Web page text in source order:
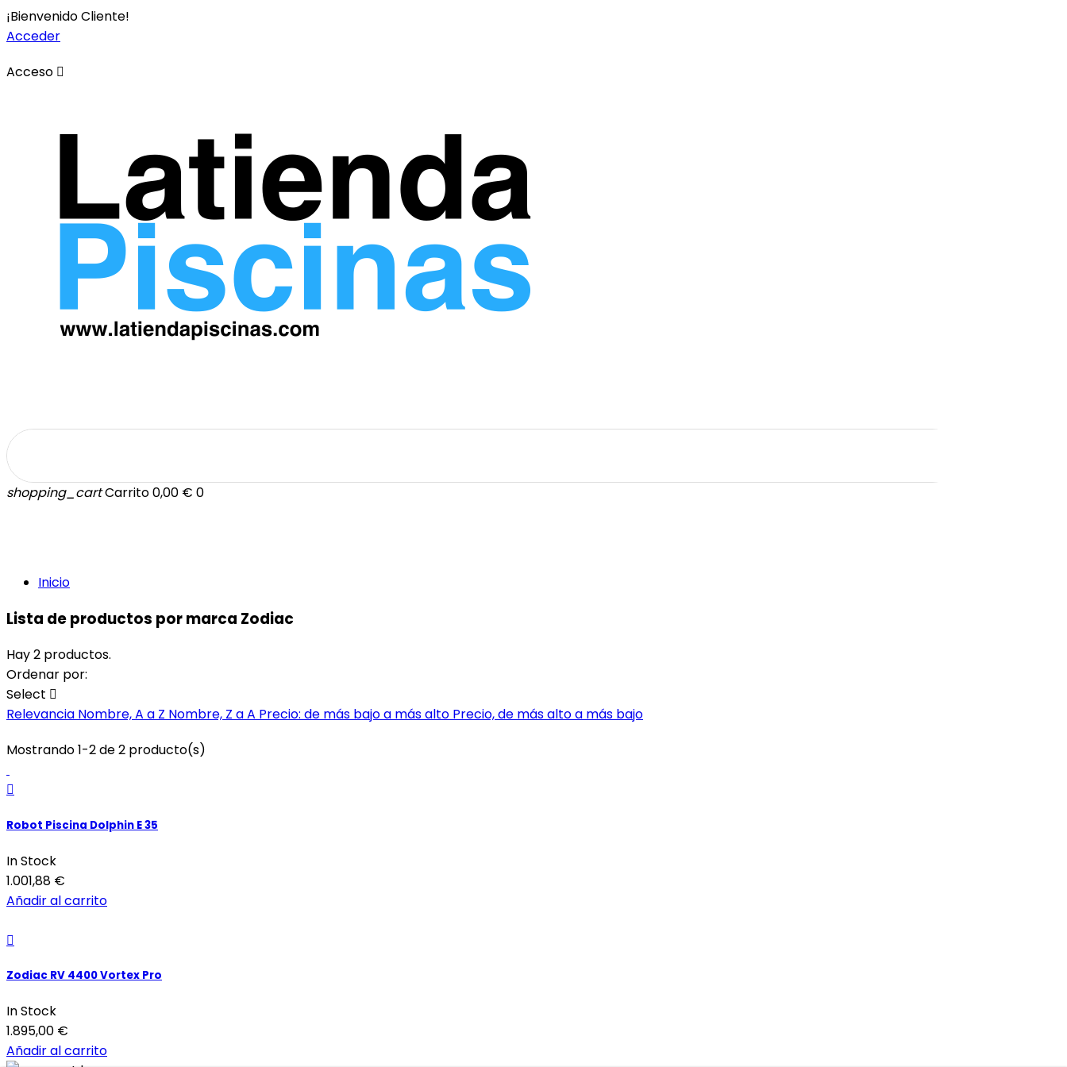
¡Bienvenido Cliente!
Acceder
Acceso 
shopping_cartCarrito0,00 € 0
Inicio
Lista de productos por marca Zodiac
Hay 2 productos.
Ordenar por:
Select 
Relevancia Nombre, A a Z Nombre, Z a A Precio: de más bajo a más alto Precio, de más alto a más bajo
Mostrando 1-2 de 2 producto(s)

Robot Piscina Dolphin E 35
In Stock
1.001,88 €
Añadir al carrito

Zodiac RV 4400 Vortex Pro
In Stock
1.895,00 €
Añadir al carrito